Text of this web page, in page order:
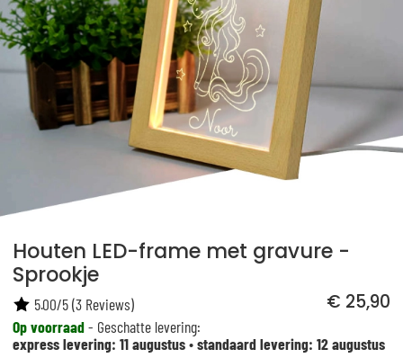
Houten LED-frame met gravure -
Sprookje
€ 25,90
Op voorraad- Geschatte levering:
express levering: 11 augustus•standaard levering: 12 augustus
5.00/5(3 Reviews)